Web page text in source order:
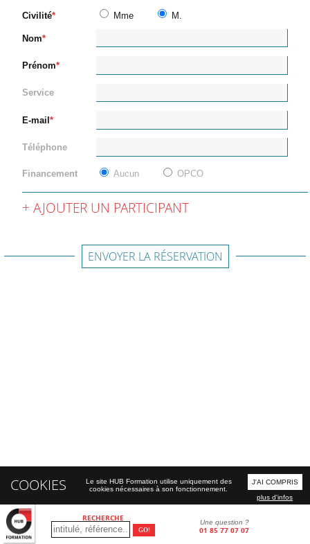
RECHERCHE Une question ?
01 85 77 07 07
Civilité Mme M.
Nom
Prénom
Service
E-mail
Téléphone
Financement Aucun OPCO
AJOUTER UN PARTICIPANT
ENVOYER LA RÉSERVATION
COOKIES
Le site HUB Formation utilise uniquement des
cookies nécessaires à son fonctionnement.
J'AI COMPRIS
plus d'infos